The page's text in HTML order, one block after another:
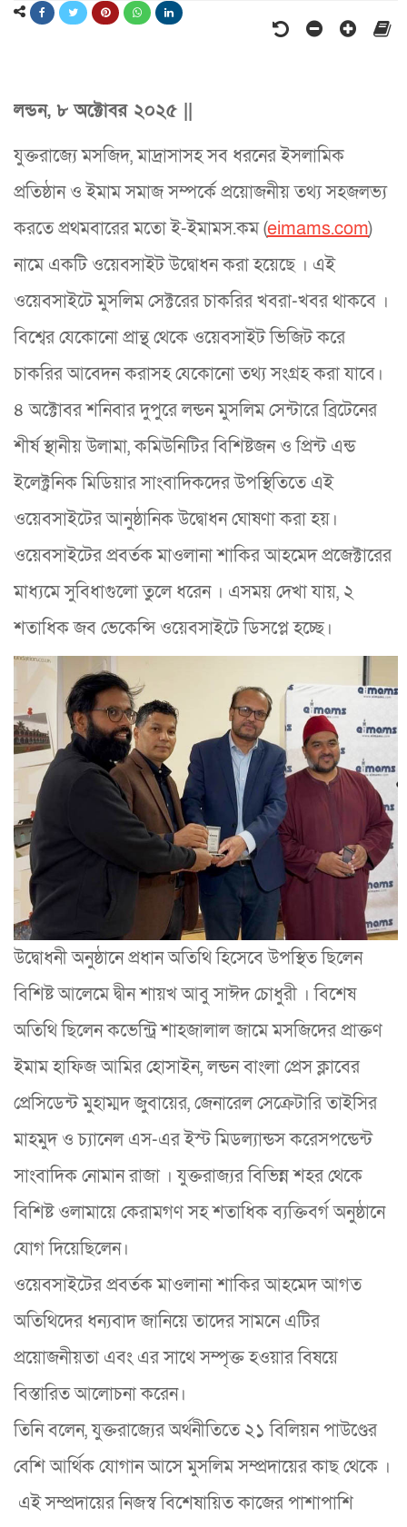
লন্ডন, ৮ অক্টোবর ২০২৫ ||
যুক্তরাজ্যে মসজিদ, মাদ্রাসাসহ সব ধরনের ইসলামিক
প্রতিষ্ঠান ও ইমাম সমাজ সম্পর্কে প্রয়োজনীয় তথ্য সহজলভ্য
করতে প্রথমবারের মতো ই-ইমামস.কম (eimams.com)
নামে একটি ওয়েবসাইট উদ্বোধন করা হয়েছে । এই
ওয়েবসাইটে মুসলিম সেক্টরের চাকরির খবরা-খবর থাকবে ।
বিশ্বের যেকোনো প্রান্থ থেকে ওয়েবসাইট ভিজিট করে
চাকরির আবেদন করাসহ যেকোনো তথ্য সংগ্রহ করা যাবে।
৪ অক্টোবর শনিবার দুপুরে লন্ডন মুসলিম সেন্টারে ব্রিটেনের
শীর্ষ স্থানীয় উলামা, কমিউনিটির বিশিষ্টজন ও প্রিন্ট এন্ড
ইলেক্ট্রনিক মিডিয়ার সাংবাদিকদের উপস্থিতিতে এই
ওয়েবসাইটের আনুষ্ঠানিক উদ্বোধন ঘোষণা করা হয়।
ওয়েবসাইটের প্রবর্তক মাওলানা শাকির আহমেদ প্রজেক্টারের
মাধ্যমে সুবিধাগুলো তুলে ধরেন । এসময় দেখা যায়, ২
শতাধিক জব ভেকেন্সি ওয়েবসাইটে ডিসপ্লে হচ্ছে।
উদ্বোধনী অনুষ্ঠানে প্রধান অতিথি হিসেবে উপস্থিত ছিলেন
বিশিষ্ট আলেমে দ্বীন শায়খ আবু সাঈদ চোধুরী । বিশেষ
অতিথি ছিলেন কভেন্ট্রি শাহজালাল জামে মসজিদের প্রাক্তণ
ইমাম হাফিজ আমির হোসাইন, লন্ডন বাংলা প্রেস ক্লাবের
প্রেসিডেন্ট মুহাম্মদ জুবায়ের, জেনারেল সেক্রেটারি তাইসির
মাহমুদ ও চ্যানেল এস-এর ইস্ট মিডল্যান্ডস করেসপন্ডেন্ট
সাংবাদিক নোমান রাজা । যুক্তরাজ্যর বিভিন্ন শহর থেকে
বিশিষ্ট ওলামায়ে কেরামগণ সহ শতাধিক ব্যক্তিবর্গ অনুষ্ঠানে
যোগ দিয়েছিলেন।
ওয়েবসাইটের প্রবর্তক মাওলানা শাকির আহমেদ আগত
অতিথিদের ধন‍্যবাদ জানিয়ে তাদের সামনে এটির
প্রয়োজনীয়তা এবং এর সাথে সম্পৃক্ত হওয়ার বিষয়ে
বিস্তারিত আলোচনা করেন।
তিনি বলেন, যুক্তরাজ্যের অর্থনীতিতে ২১ বিলিয়ন পাউণ্ডের
বেশি আর্থিক যোগান আসে মুসলিম সম্প্রদায়ের কাছ থেকে ।
এই সম্প্রদায়ের নিজস্ব বিশেষায়িত কাজের পাশাপাশি